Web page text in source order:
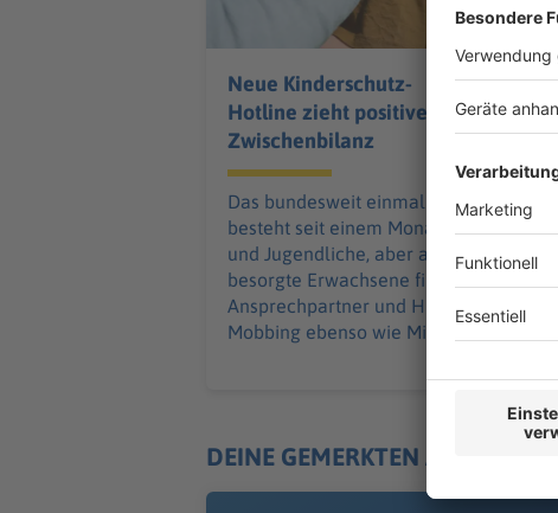
Neue Kinderschutz-
Hotline zieht positive
Zwischenbilanz
Das bundesweit einmalige Angebot
besteht seit einem Monat. Kinder
und Jugendliche, aber auch
besorgte Erwachsene finden dort
Ansprechpartner und Hilfe - bei
Mobbing ebenso wie Missbrauch.
DEINE GEMERKTEN ARTIKEL